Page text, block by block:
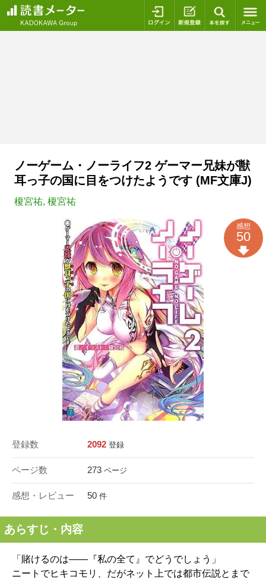
ログイン 新規登録
ノーゲーム・ノーライフ2 ゲーマー兄妹が獣
耳っ子の国に目をつけたようです (MF文庫J)
榎宮祐, 榎宮祐
登録数 2092 登録
ページ数 273 ページ
感想・レビュー 50 件
感想
50
あらすじ・内容
「賭けるのは――『私の全て』でどうでしょう」
ニートでヒキコモリ、だがネット上では都市伝説とまで